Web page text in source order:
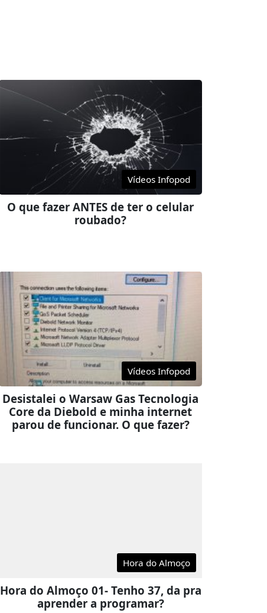
Vídeos Infopod
O que fazer ANTES de ter o celular
roubado?
Vídeos Infopod
Desistalei o Warsaw Gas Tecnologia
Core da Diebold e minha internet
parou de funcionar. O que fazer?
Hora do Almoço
Hora do Almoço 01- Tenho 37, da pra
aprender a programar?